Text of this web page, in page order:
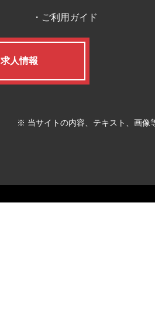
ご利用ガイド
求人情報
※ 当サイトの内容、テキスト、画像